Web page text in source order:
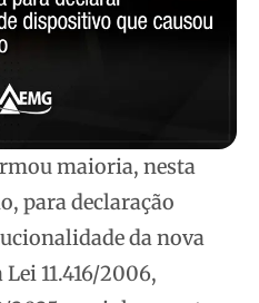
maioria, nesta
para declaração
da nova
11.416/2006,